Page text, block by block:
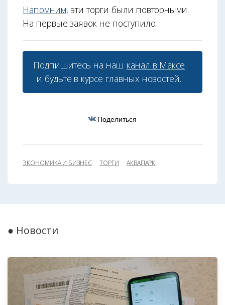
Напомним, эти торги были повторными.
На первые заявок не поступило.
Подпишитесь на наш канал в Максе
и будьте в курсе главных новостей.
Поделиться
ЭКОНОМИКА И БИЗНЕС ТОРГИ АКВАПАРК
● Новости